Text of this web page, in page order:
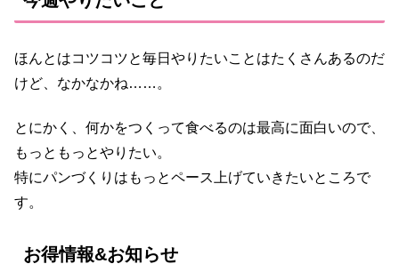
ほんとはコツコツと毎日やりたいことはたくさんあるのだ
けど、なかなかね……。
とにかく、何かをつくって食べるのは最高に面白いので、
もっともっとやりたい。
特にパンづくりはもっとペース上げていきたいところで
す。
お得情報&お知らせ